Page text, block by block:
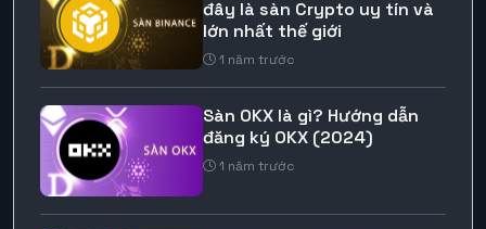
đây là sàn Crypto uy tín và
lớn nhất thế giới
1 năm trước
Sàn OKX là gì? Hướng dẫn
đăng ký OKX (2024)
1 năm trước